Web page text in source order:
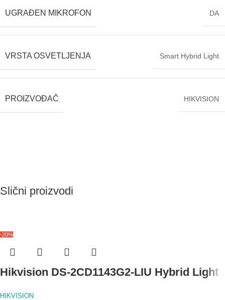
UGRAĐEN MIKROFON DA
VRSTA OSVETLJENJA Smart Hybrid Light
PROIZVOĐAČ HIKVISION
Slični proizvodi
-20%
Hikvision DS-2CD1143G2-LIU Hybrid Light
HIKVISION